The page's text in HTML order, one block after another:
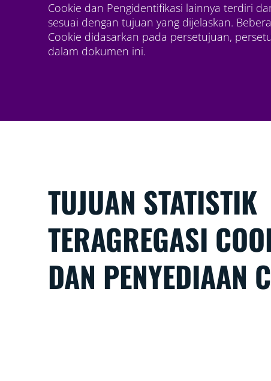
Cookie dan Pengidentifikasi lainnya terdiri
sesuai dengan tujuan yang dijelaskan.
Cookie didasarkan pada persetujuan,
dalam dokumen ini.
TUJUAN STATISTIK
TERAGREGASI
DAN PENYEDIAAN